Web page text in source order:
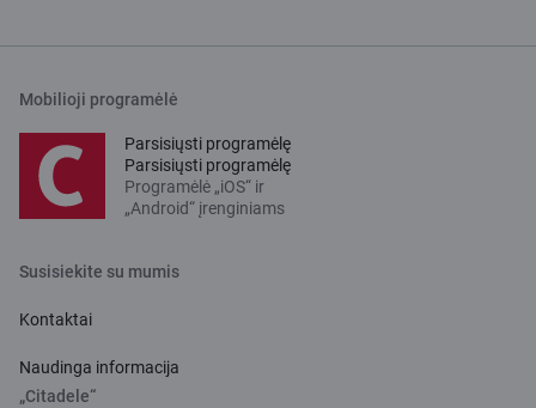
Mobilioji programėlė
Parsisiųsti programėlę
Parsisiųsti programėlę
Programėlė „iOS“ ir
„Android“ įrenginiams
Susisiekite su mumis
Kontaktai
Naudinga informacija
„Citadele“